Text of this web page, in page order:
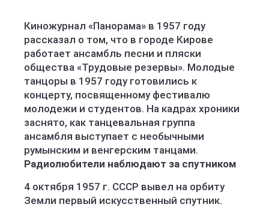
Киножурнал «Панорама» в 1957 году
рассказал о том, что в городе Кирове
работает ансамбль песни и пляски
общества «Трудовые резервы». Молодые
танцоры в 1957 году готовились к
концерту, посвященному фестивалю
молодежи и студентов. На кадрах хроники
заснято, как танцевальная группа
ансамбля выступает с необычными
румынским и венгерским танцами.
Радиолюбители наблюдают за спутником
4 октября 1957 г. СССР вывел на орбиту
Земли первый искусственный спутник.